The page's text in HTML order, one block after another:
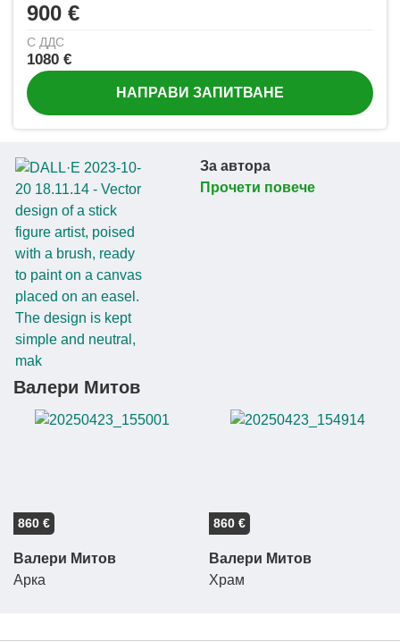
900 €
С ДДС
1080 €
НАПРАВИ ЗАПИТВАНЕ
Валери Митов
За автора
Прочети повече
860 €
Валери Митов
Арка
860 €
Валери Митов
Храм